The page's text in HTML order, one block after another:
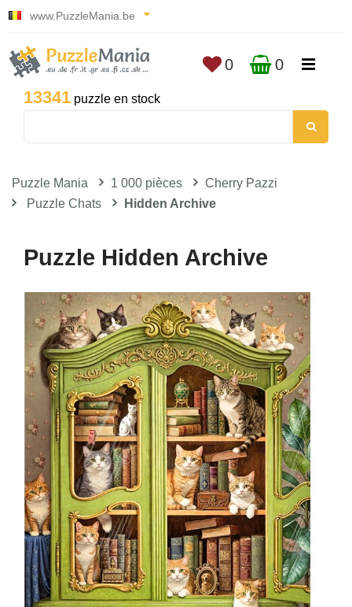
www.PuzzleMania.be
13341 puzzle en stock
0 0
Puzzle Mania 1 000 pièces
Cherry Pazzi
Puzzle Chats
Hidden Archive
Puzzle Hidden Archive